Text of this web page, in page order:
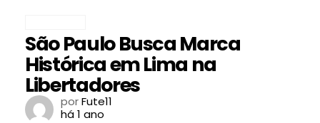
São Paulo Busca Marca
Histórica em Lima na
Libertadores
porFute11
há 1 ano